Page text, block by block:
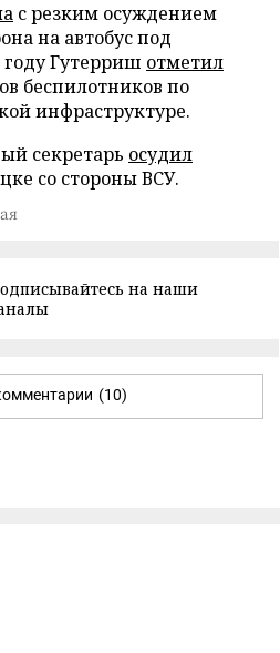
с резким осуждением
на автобус под
Гутерриш отметил
беспилотников по
инфраструктуре.
секретарь осудил
со стороны ВСУ.
на наши
(10)